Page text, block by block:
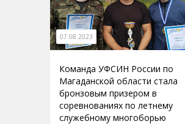
07.08.2023
Команда УФСИН России по
Магаданской области стала
бронзовым призером в
соревнованиях по летнему
служебному многоборью